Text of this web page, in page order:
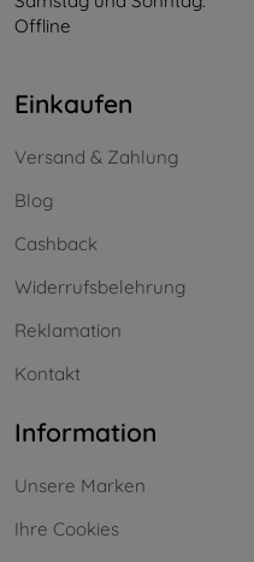
Offline
Einkaufen
Versand & Zahlung
Blog
Cashback
Widerrufsbelehrung
Reklamation
Kontakt
Information
Unsere Marken
Ihre Cookies